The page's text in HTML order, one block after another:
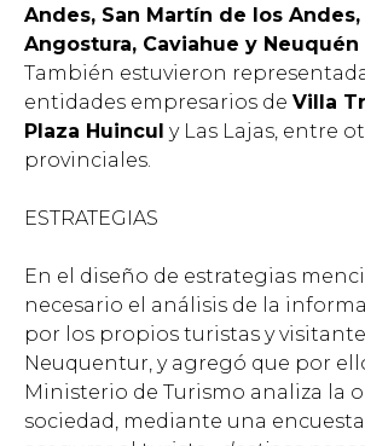
Andes, San Martín de los Andes,
Angostura, Caviahue y Neuquén
También estuvieron
entidades empresarios de Villa
Plaza Huincul y Las Lajas, entre
provinciales.
ESTRATEGIAS
En el diseño de estrategias
necesario el análisis de la
por los propios turistas y
Neuquentur, y agregó que por
Ministerio de Turismo analiza la
sociedad, mediante una